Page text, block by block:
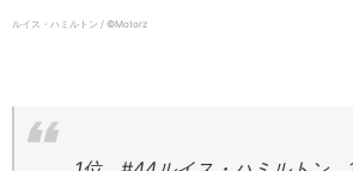
ルイス・ハミルトン / ©Motorz